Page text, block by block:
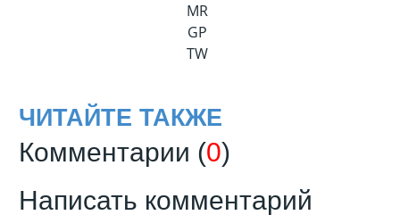
MR
GP
TW
ЧИТАЙТЕ ТАКЖЕ
Комментарии (0)
Написать комментарий